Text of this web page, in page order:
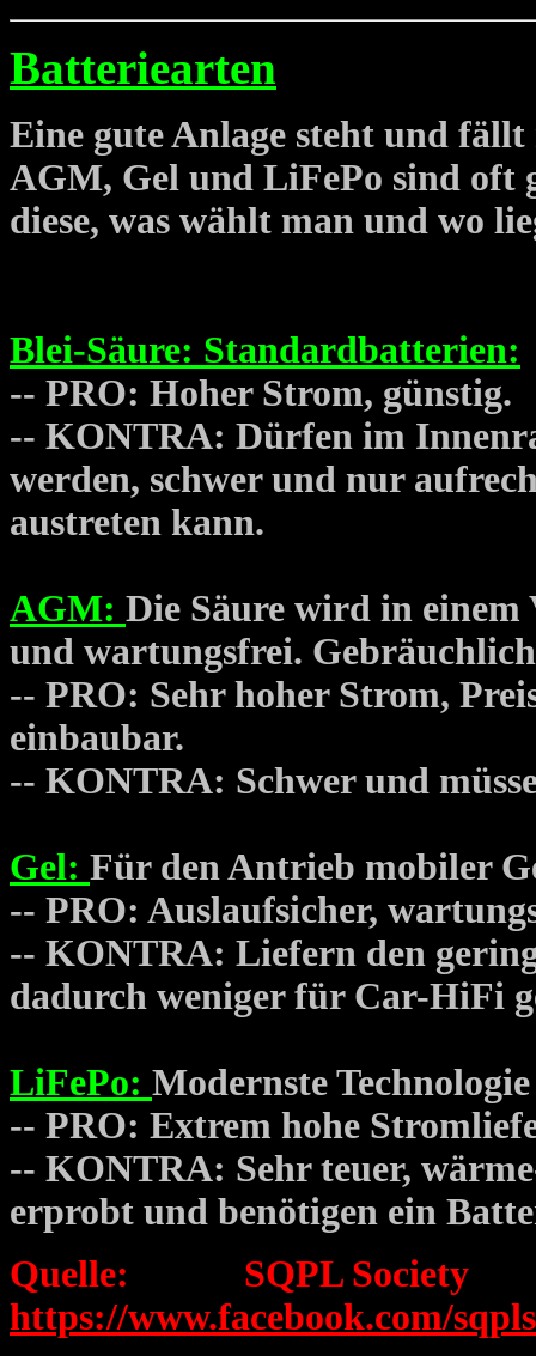
Batteriearten
Eine gute Anlage steht und
AGM, Gel und LiFePo sind oft
diese, was wählt man und wo
Blei-Säure: Standardbatterien:
-- PRO: Hoher Strom, günstig.
-- KONTRA: Dürfen im
werden, schwer und nur
austreten kann.
AGM: Die Säure wird in einem
und wartungsfrei.
-- PRO: Sehr hoher Strom,
einbaubar.
-- KONTRA: Schwer und
Gel: Für den Antrieb mobiler
-- PRO: Auslaufsicher,
-- KONTRA: Liefern den
dadurch weniger für Car-HiFi
LiFePo: Modernste
-- PRO: Extrem hohe
-- KONTRA: Sehr teuer,
erprobt und benötigen ein
Quelle: SQPL
https://www.facebook.com/